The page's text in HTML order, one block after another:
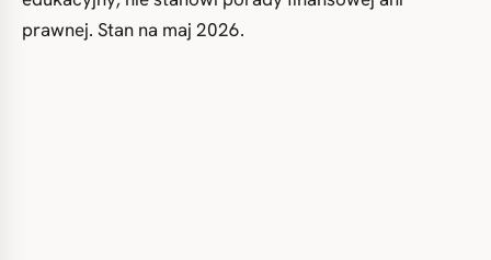
prawnej. Stan na maj 2026.